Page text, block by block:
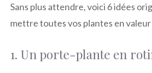
Sans plus attendre, voici 6 idées
mettre toutes vos plantes en valeur
1. Un porte-plante en